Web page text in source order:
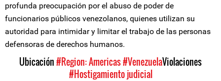
profunda preocupación por el abuso de poder de
funcionarios públicos venezolanos, quienes utilizan su
autoridad para intimidar y limitar el trabajo de las personas
defensoras de derechos humanos.
Ubicación#Region: Americas#VenezuelaViolaciones
#Hostigamiento judicial